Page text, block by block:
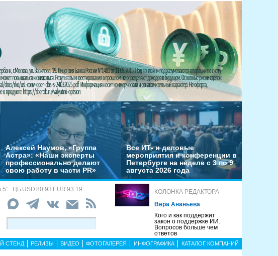
Алексей Наумов, «Группа
Астра»: «Наши эксперты
профессионально делают
свою работу в части PR»
Все ИТ- и деловые
мероприятия и конференции в
Петербурге на неделе с 3 по 9
августа 2026 года
° ЦБ USD 80.93 EUR 93.19
КОЛОНКА РЕДАКТОРА
Вера Ананьева
Кого и как поддержит
закон о поддержке ИИ.
Вопросов больше чем
ответов
СТЕНД РЕЛИЗЫ ВИДЕО ФОТОГАЛЕРЕЯ ИНФОГРАФИКА КАТАЛОГ КОМПАНИЙ